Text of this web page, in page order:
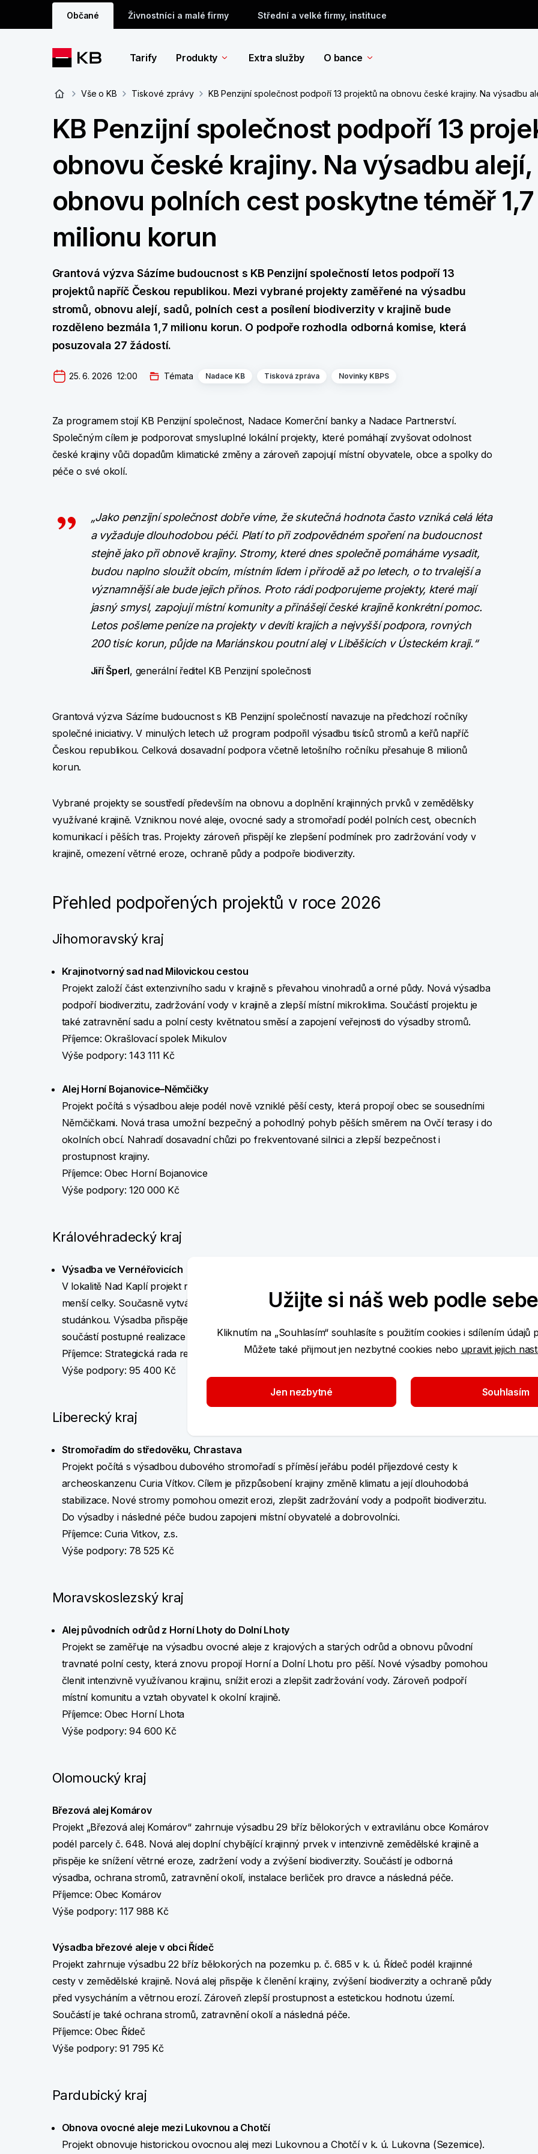
Občané Živnostníci a malé firmy Střední a velké firmy, instituce
Tarify Produkty Extra služby O bance
Vše o KB Tiskové zprávy KB Penzijní společnost podpoří 13 projektů na obnovu české krajiny. Na výsadbu
KB Penzijní společnost podpoří 13
obnovu české krajiny. Na výsadbu alejí,
obnovu polních cest poskytne téměř 1,7
milionu korun
Grantová výzva Sázíme budoucnost s KB Penzijní společností letos podpoří 13
projektů napříč Českou republikou. Mezi vybrané projekty zaměřené na výsadbu
stromů, obnovu alejí, sadů, polních cest a posílení biodiverzity v krajině bude
rozděleno bezmála 1,7 milionu korun. O podpoře rozhodla odborná komise, která
posuzovala 27 žádostí.
25. 6. 2026  12:00 Témata Nadace KB Tisková zpráva Novinky KBPS
Za programem stojí KB Penzijní společnost, Nadace Komerční banky a Nadace Partnerství.
Společným cílem je podporovat smysluplné lokální projekty, které pomáhají zvyšovat odolnost
české krajiny vůči dopadům klimatické změny a zároveň zapojují místní obyvatele, obce a spolky do
péče o své okolí.
„Jako penzijní společnost dobře víme, že skutečná hodnota často vzniká celá léta
a vyžaduje dlouhodobou péči. Platí to při zodpovědném spoření na budoucnost
stejně jako při obnově krajiny. Stromy, které dnes společně pomáháme vysadit,
budou naplno sloužit obcím, místním lidem i přírodě až po letech, o to trvalejší a
významnější ale bude jejich přínos. Proto rádi podporujeme projekty, které mají
jasný smysl, zapojují místní komunity a přinášejí české krajině konkrétní pomoc.
Letos pošleme peníze na projekty v devíti krajích a nejvyšší podpora, rovných
200 tisíc korun, půjde na Mariánskou poutní alej v Liběšicích v Ústeckém kraji.“
Jiří Šperl, generální ředitel KB Penzijní společnosti
Grantová výzva Sázíme budoucnost s KB Penzijní společností navazuje na předchozí ročníky
společné iniciativy. V minulých letech už program podpořil výsadbu tisíců stromů a keřů napříč
Českou republikou. Celková dosavadní podpora včetně letošního ročníku přesahuje 8 milionů
korun.
Vybrané projekty se soustředí především na obnovu a doplnění krajinných prvků v zemědělsky
využívané krajině. Vzniknou nové aleje, ovocné sady a stromořadí podél polních cest, obecních
komunikací i pěších tras. Projekty zároveň přispějí ke zlepšení podmínek pro zadržování vody v
krajině, omezení větrné eroze, ochraně půdy a podpoře biodiverzity.
Přehled podpořených projektů v roce 2026
Jihomoravský kraj
Krajinotvorný sad nad Milovickou cestou
Projekt založí část extenzivního sadu v krajině s převahou vinohradů a orné půdy. Nová výsadba
podpoří biodiverzitu, zadržování vody v krajině a zlepší místní mikroklima. Součástí projektu je
také zatravnění sadu a polní cesty květnatou směsí a zapojení veřejnosti do výsadby stromů.
Příjemce: Okrašlovací spolek Mikulov
Výše podpory: 143 111 Kč
Alej Horní Bojanovice–Němčičky
Projekt počítá s výsadbou aleje podél nově vzniklé pěší cesty, která propojí obec se sousedními
Němčičkami. Nová trasa umožní bezpečný a pohodlný pohyb pěších směrem na Ovčí terasy i do
okolních obcí. Nahradí dosavadní chůzi po frekventované silnici a zlepší bezpečnost i
prostupnost krajiny.
Příjemce: Obec Horní Bojanovice
Výše podpory: 120 000 Kč
Královéhradecký kraj
Výsadba ve Vernéřovicích
V lokalitě Nad Kaplí projekt navazuje na předchozí výsadby a dále člení velké půdní bloky na
menší celky. Současně vytváří biokoridor pro zvěř mezi příhraniční lesní oblastí a Vernéřovickou
studánkou. Výsadba přispěje ke snížení větrné eroze, zlepšení zadržování vody v krajině a je
součástí postupné realizace třířadé aleje.
Příjemce: Strategická rada regionu Broumovsko, o.p.s.
Výše podpory: 95 400 Kč
Liberecký kraj
Stromořadím do středověku, Chrastava
Projekt počítá s výsadbou dubového stromořadí s příměsí jeřábu podél příjezdové cesty k
archeoskanzenu Curia Vítkov. Cílem je přizpůsobení krajiny změně klimatu a její dlouhodobá
stabilizace. Nové stromy pomohou omezit erozi, zlepšit zadržování vody a podpořit biodiverzitu.
Do výsadby i následné péče budou zapojeni místní obyvatelé a dobrovolníci.
Příjemce: Curia Vitkov, z.s.
Výše podpory: 78 525 Kč
Moravskoslezský kraj
Alej původních odrůd z Horní Lhoty do Dolní Lhoty
Projekt se zaměřuje na výsadbu ovocné aleje z krajových a starých odrůd a obnovu původní
travnaté polní cesty, která znovu propojí Horní a Dolní Lhotu pro pěší. Nové výsadby pomohou
členit intenzivně využívanou krajinu, snížit erozi a zlepšit zadržování vody. Zároveň podpoří
místní komunitu a vztah obyvatel k okolní krajině.
Příjemce: Obec Horní Lhota
Výše podpory: 94 600 Kč
Olomoucký kraj
Březová alej Komárov
Projekt „Březová alej Komárov“ zahrnuje výsadbu 29 bříz bělokorých v extravilánu obce Komárov
podél parcely č. 648. Nová alej doplní chybějící krajinný prvek v intenzivně zemědělské krajině a
přispěje ke snížení větrné eroze, zadržení vody a zvýšení biodiverzity. Součástí je odborná
výsadba, ochrana stromů, zatravnění okolí, instalace berliček pro dravce a následná péče.
Příjemce: Obec Komárov
Výše podpory: 117 988 Kč
Výsadba březové aleje v obci Řídeč
Projekt zahrnuje výsadbu 22 bříz bělokorých na pozemku p. č. 685 v k. ú. Řídeč podél krajinné
cesty v zemědělské krajině. Nová alej přispěje k členění krajiny, zvýšení biodiverzity a ochraně půdy
před vysycháním a větrnou erozí. Zároveň zlepší prostupnost a estetickou hodnotu území.
Součástí je také ochrana stromů, zatravnění okolí a následná péče.
Příjemce: Obec Řídeč
Výše podpory: 91 795 Kč
Pardubický kraj
Obnova ovocné aleje mezi Lukovnou a Chotčí
Projekt obnovuje historickou ovocnou alej mezi Lukovnou a Chotčí v k. ú. Lukovna (Sezemice).
Užijte si náš web podle sebe
Kliknutím na „Souhlasím“ souhlasíte s použitím cookies i sdílením údajů
Můžete také přijmout jen nezbytné cookies nebo upravit jejich
Jen nezbytné Souhlasím